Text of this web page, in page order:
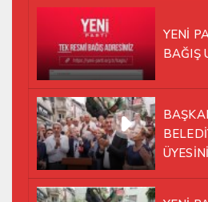
YENİ
BAĞIŞ